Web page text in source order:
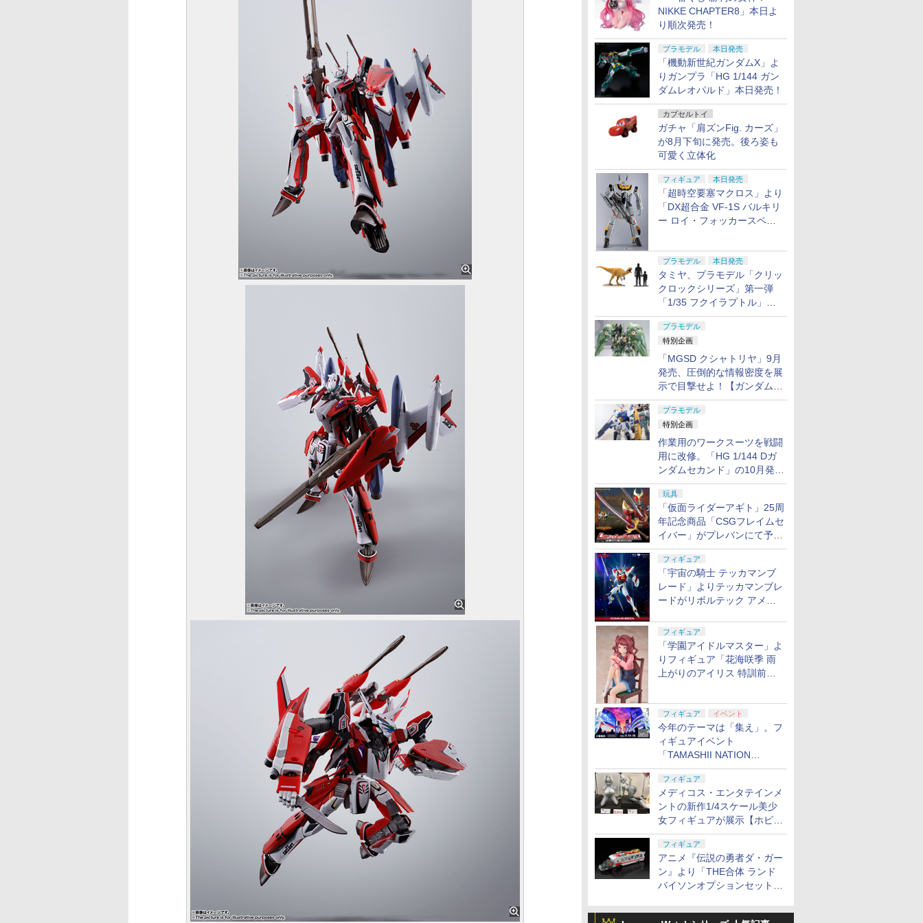
NIKKE CHAPTER8」本日よ
り順次発売！
プラモデル 本日発売
「機動新世紀ガンダムX」よ
りガンプラ「HG 1/144 ガン
ダムレオパルド」本日発売！
カプセルトイ
ガチャ「肩ズンFig. カーズ」
が8月下旬に発売。後ろ姿も
可愛く立体化
フィギュア 本日発売
「超時空要塞マクロス」より
「DX超合金 VF-1S バルキリ
ー ロイ・フォッカースペシ
プラモデル 本日発売
タミヤ、プラモデル「クリッ
クロックシリーズ」第一弾
「1/35 フクイラプトル」本
日発売！
プラモデル
特別企画
「MGSD クシャトリヤ」9月
発売、圧倒的な情報密度を展
示で目撃せよ！【ガンダムベ
ース撮り下ろし】
プラモデル
特別企画
作業用のワークスーツを戦闘
用に改修。「HG 1/144 Dガ
ンダムセカンド」の10月発送
分が予約受付中【ガンダムベ
ース撮り下ろし】
玩具
「仮面ライダーアギト」25周
年記念商品「CSGフレイムセ
イバー」がプレバンにて予約
開始
フィギュア
「宇宙の騎士 テッカマンブ
レード」よりテッカマンブレ
ードがリボルテック アメイ
定
フィギュア
「学園アイドルマスター」よ
りフィギュア「花海咲季 雨
上がりのアイリス 特訓前
フィギュア イベント
今年のテーマは「集え」。フ
ィギュアイベント
「TAMASHII NATION
2026」が11月13日より開催
決定
フィギュア
メディコス・エンタテインメ
ントの新作1/4スケール美少
女フィギュアが展示【ホビー
メーカー合同展示会】
フィギュア
アニメ『伝説の勇者ダ・ガー
ン』より「THE合体 ランド
バイソンオプションセット」